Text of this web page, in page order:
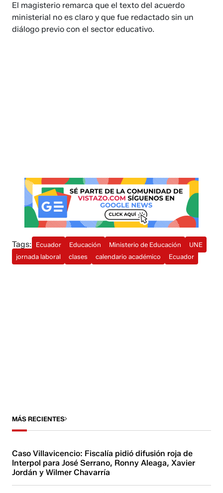
El magisterio remarca que el texto del acuerdo
ministerial no es claro y que fue redactado sin un
diálogo previo con el sector educativo.
Tags: Ecuador Educación Ministerio de Educación
UNE
jornada laboral
clases calendario académico Ecuador
MÁS RECIENTES
Caso Villavicencio: Fiscalía pidió difusión roja de
Interpol para José Serrano, Ronny Aleaga, Xavier
Jordán y Wilmer Chavarría